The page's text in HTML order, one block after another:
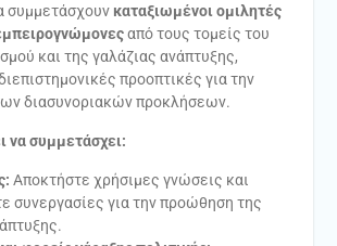
συμμετάσχουν καταξιωμένοι ομιλητές
από τους τομείς του
και της γαλάζιας ανάπτυξης,
προοπτικές για την
διασυνοριακών προκλήσεων.
να συμμετάσχει:
Αποκτήστε χρήσιμες γνώσεις και
συνεργασίες για την προώθηση της